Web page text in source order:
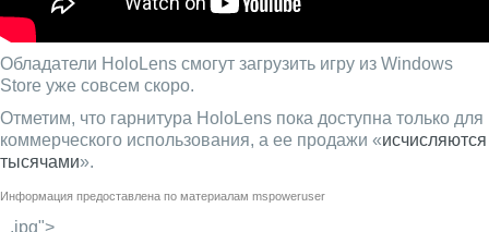
Обладатели HoloLens смогут загрузить игру из Windows
Store уже совсем скоро.
Отметим, что гарнитура HoloLens пока доступна только для
коммерческого использования, а ее продажи «исчисляются
тысячами».
Информация предоставлена по материалам mspoweruser
_.jpg">